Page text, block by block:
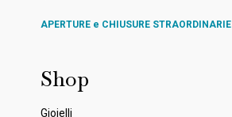
APERTURE e CHIUSURE STRAORDINARIE
Shop
Gioielli